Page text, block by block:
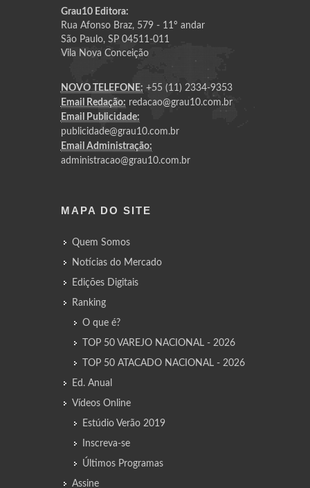
Grau10 Editora:
Rua Afonso Braz, 579 - 11º andar
São Paulo, SP 04511-011
Vila Nova Conceição
NOVO TELEFONE: +55 (11) 2334-9353
Email Redação: redacao@grau10.com.br
Email Publicidade:
publicidade@grau10.com.br
Email Administração:
administracao@grau10.com.br
MAPA DO SITE
Quem Somos
Notícias do Mercado
Edições Digitais
Ranking
O que é?
TOP 50 VAREJO NACIONAL - 2026
TOP 50 ATACADO NACIONAL - 2026
Ed. Anual
Vídeos Online
Estúdio Verão 2019
Inscreva-se
Últimos Programas
Assine